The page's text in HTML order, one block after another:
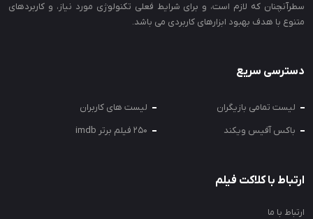
سطرآنچنان که لازم است، و برای شرایط فعلی تکنولوژی مورد نیاز، و کاربردهای
متنوع با هدف بهبود ابزارهای کاربردی می باشد.
دسترسی سریع
لیست تمامی بازیگران
لیست های کاربران
باکس آفیس ویکند
250 فیلم برتر imdb
ارتباط با کلاکت فیلم
ارتباط با ما